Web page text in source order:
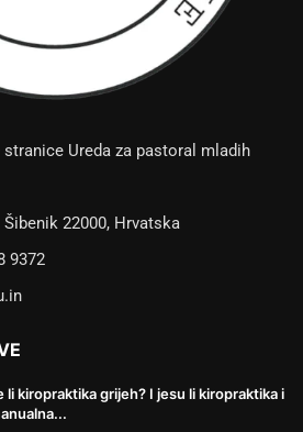
Ureda za pastoral mladih
22000, Hrvatska
9372
li kiropraktika grijeh? I jesu li kiropraktika i